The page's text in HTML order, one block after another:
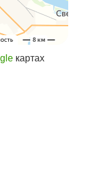
картах